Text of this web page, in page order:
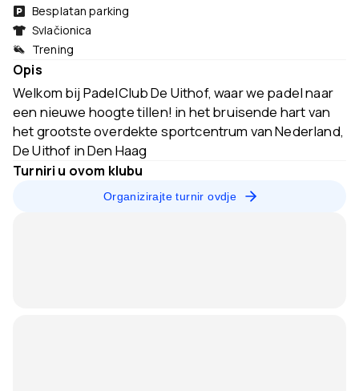
Besplatan parking
Svlačionica
Trening
Opis
Welkom bij PadelClub De Uithof, waar we padel naar
een nieuwe hoogte tillen! in het bruisende hart van
het grootste overdekte sportcentrum van Nederland,
De Uithof in Den Haag
Turniri u ovom klubu
Organizirajte turnir ovdje